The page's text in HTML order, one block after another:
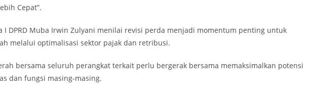
Cepat”.
I DPRD Muba Irwin Zulyani menilai revisi perda menjadi momentum penting untuk
melalui optimalisasi sektor pajak dan retribusi.
bersama seluruh perangkat terkait perlu bergerak bersama memaksimalkan potensi
dan fungsi masing-masing.